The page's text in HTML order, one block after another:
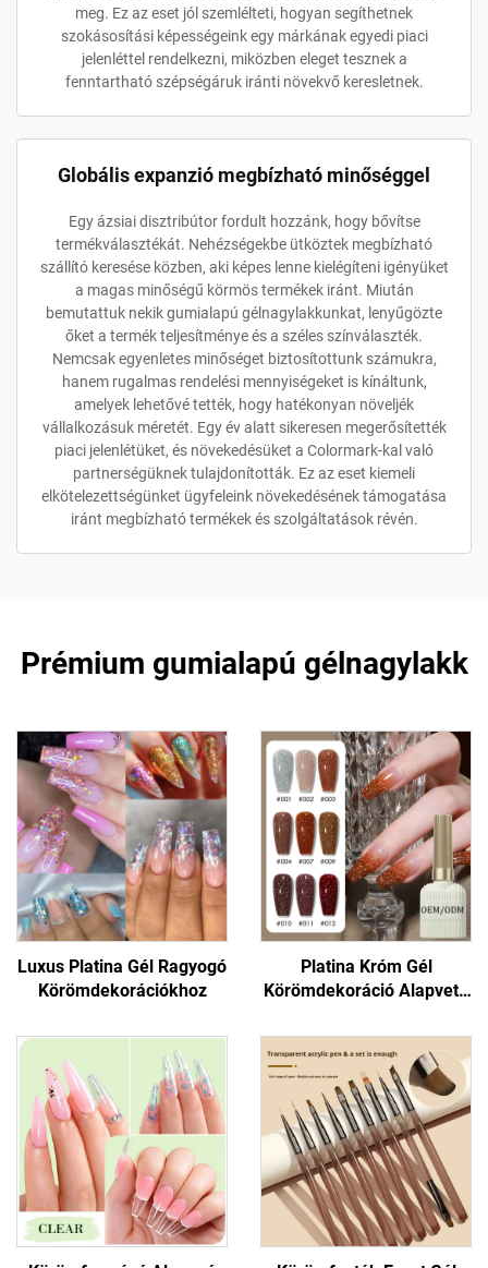
meg. Ez az eset jól szemlélteti, hogyan segíthetnek
szokásosítási képességeink egy márkának egyedi piaci
jelenléttel rendelkezni, miközben eleget tesznek a
fenntartható szépségáruk iránti növekvő keresletnek.
Globális expanzió megbízható minőséggel
Egy ázsiai disztribútor fordult hozzánk, hogy bővítse
termékválasztékát. Nehézségekbe ütköztek megbízható
szállító keresése közben, aki képes lenne kielégíteni igényüket
a magas minőségű körmös termékek iránt. Miután
bemutattuk nekik gumialapú gélnagylakkunkat, lenyűgözte
őket a termék teljesítménye és a széles színválaszték.
Nemcsak egyenletes minőséget biztosítottunk számukra,
hanem rugalmas rendelési mennyiségeket is kínáltunk,
amelyek lehetővé tették, hogy hatékonyan növeljék
vállalkozásuk méretét. Egy év alatt sikeresen megerősítették
piaci jelenlétüket, és növekedésüket a Colormark-kal való
partnerségüknek tulajdonították. Ez az eset kiemeli
elkötelezettségünket ügyfeleink növekedésének támogatása
iránt megbízható termékek és szolgáltatások révén.
Prémium gumialapú gélnagylakk
Luxus Platina Gél Ragyogó
Körömdekorációkhoz
Platina Króm Gél
Körömdekoráció Alapvető